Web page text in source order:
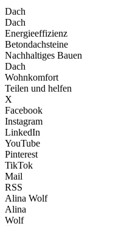
Dach
Dach
Energieeffizienz
Betondachsteine
Nachhaltiges Bauen
Dach
Wohnkomfort
Teilen und helfen
X
Facebook
Instagram
LinkedIn
YouTube
Pinterest
TikTok
Mail
RSS
Alina Wolf
Alina
Wolf